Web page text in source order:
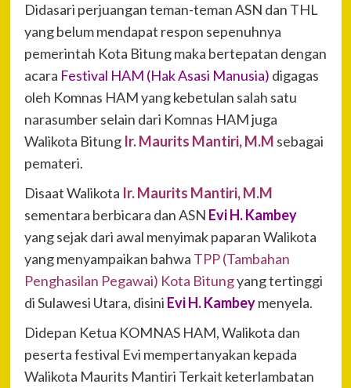
Didasari perjuangan teman-teman ASN dan THL
yang belum mendapat respon sepenuhnya
pemerintah Kota Bitung maka bertepatan dengan
acara Festival HAM (Hak Asasi Manusia) digagas
oleh Komnas HAM yang kebetulan salah satu
narasumber selain dari Komnas HAM juga
Walikota BitungIr. Maurits Mantiri, M.M sebagai
pemateri.
Disaat Walikota Ir. Maurits Mantiri, M.M
sementara berbicara dan ASN Evi H. Kambey
yang sejak dari awal menyimak paparan Walikota
yang menyampaikan bahwa TPP (Tambahan
Penghasilan Pegawai) Kota Bitungyang tertinggi
di Sulawesi Utara, disini Evi H. Kambeymenyela.
Didepan Ketua KOMNAS HAM, Walikota dan
peserta festival Evi mempertanyakan kepada
Walikota Maurits Mantiri Terkait keterlambatan